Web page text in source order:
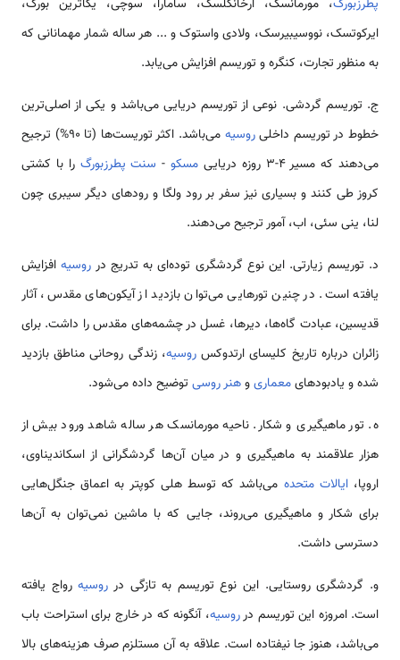
پطرزبورگ، مورمانسک، آرخانگلسک، سامارا، سوچی، یکاترین بورگ،
ایرکوتسک، نووسیبیرسک، ولادی واستوک و ... هر ساله شمار مهمانانی که
به منظور تجارت، کنگره و توریسم افزایش می‌یابد.
ج. توریسم گردشی. نوعی از توریسم دریایی می‌باشد و یکی از اصلی‌ترین
خطوط در توریسم داخلیروسیه
می‌باشد. اکثر توریست‌ها (تا 90%) ترجیح
می‌دهند که مسیر 4-3 روزه دریایی
مسکو- سنت پطرزبورگ را با کشتی
کروز طی کنند و بسیاری نیز سفر بر رود ولگا و رودهای دیگر سیبری چون
لنا، ینی سئی، اب، آمور ترجیح می‌دهند.
د. توریسم زیارتی. این نوع گردشگری توده‌ای به تدریج در روسیهافزایش
یافته است. در چنین تورهایی می‌توان بازدید از آیکون‌های مقدس، آثار
قدیسین، عبادت گاه‌ها، دیرها، غسل در چشمه‌های مقدس را داشت. برای
زائران درباره تاریخ کلیسای ارتدوکسروسیه، زندگی روحانی مناطق بازدید
شده و یادبودهایمعماریوهنر روسی توضیح داده می‌شود.
ه. تور ماهیگیری و شکار. ناحیه مورمانسک هر ساله شاهد ورود بیش از
هزار علاقمند به ماهیگیری و در میان آن‌ها گردشگرانی از اسکاندیناوی،
اروپا،ایالات متحده می‌باشد که توسط هلی کوپتر به اعماق جنگل‌هایی
برای شکار و ماهیگیری می‌روند، جایی که با ماشین نمی‌توان به آن‌ها
دسترسی داشت.
و. گردشگری روستایی. این نوع توریسم به تازگی در روسیهرواج یافته
است. امروزه این توریسم درروسیه، آنگونه که در خارج برای استراحت باب
می‌باشد، هنوز جا نیفتاده است. علاقه به آن مستلزم صرف هزینه‌های بالا